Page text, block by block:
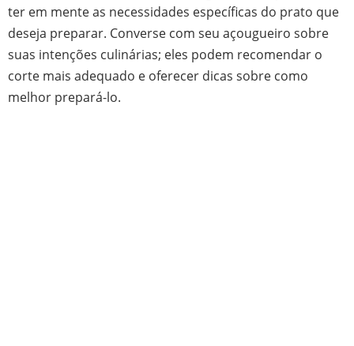
ter em mente as necessidades específicas do prato que
deseja preparar. Converse com seu açougueiro sobre
suas intenções culinárias; eles podem recomendar o
corte mais adequado e oferecer dicas sobre como
melhor prepará-lo.